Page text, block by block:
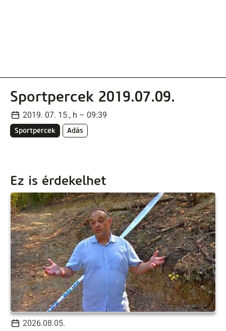
Sportpercek 2019.07.09.
2019. 07. 15., h – 09:39
Sportpercek Adás
Ez is érdekelhet
2026.08.05.